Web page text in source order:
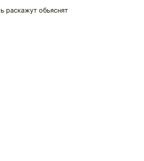
раскажут обьяснят